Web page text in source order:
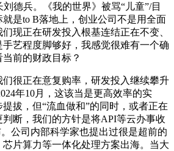
德兵。《我的世界》被骂“儿童”/目
是to B落地上，创业公司不是用全面
现正在研发投入根基连结正在不变、
艺程度脚够好，我感觉很难有一个确
前的财政目标？
很正在意复购率，研发投入继续攀升
年10月，这该当是更高效率的实
拔，但“流血做和”的同时，或者正在
断，我们的方针是将API等云办事收
公司内部科学家也提出过很是超前的
片算力等一体化处理方案出海。当大